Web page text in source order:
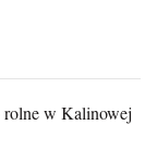
rolne w Kalinowej